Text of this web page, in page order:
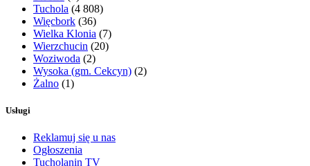
Tuchola (4 808)
Więcbork (36)
Wielka Klonia (7)
Wierzchucin (20)
Woziwoda (2)
Wysoka (gm. Cekcyn) (2)
Żalno (1)
Usługi
Reklamuj się u nas
Ogłoszenia
Tucholanin TV